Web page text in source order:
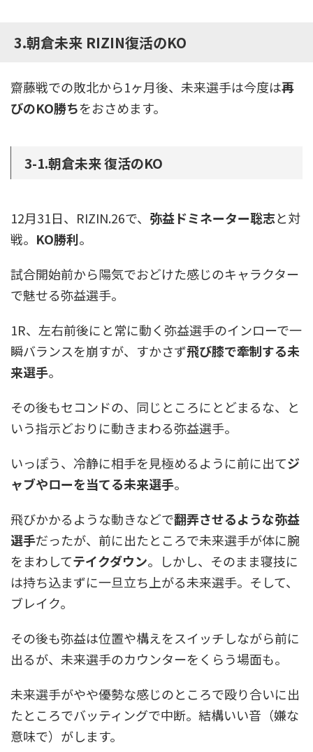
3.朝倉未来 RIZIN復活のKO
齋藤戦での敗北から1ヶ月後、未来選手は今度は再
びのKO勝ちをおさめます。
3-1.朝倉未来 復活のKO
12月31日、RIZIN.26で、 弥益ドミネーター聡志と対
戦。 KO勝利。
試合開始前から陽気でおどけた感じのキャラクター
で魅せる弥益選手。
1R、左右前後にと常に動く弥益選手のインローで一
瞬バランスを崩すが、すかさず飛び膝で牽制する未
来選手。
その後もセコンドの、同じところにとどまるな、と
いう指示どおりに動きまわる弥益選手。
いっぽう、冷静に相手を見極めるように前に出てジ
ャブやローを当てる未来選手。
飛びかかるような動きなどで翻弄させるような弥益
選手だったが、前に出たところで未来選手が体に腕
をまわしてテイクダウン。しかし、そのまま寝技に
は持ち込まずに一旦立ち上がる未来選手。そして、
ブレイク。
その後も弥益は位置や構えをスイッチしながら前に
出るが、未来選手のカウンターをくらう場面も。
未来選手がやや優勢な感じのところで殴り合いに出
たところでバッティングで中断。結構いい音（嫌な
意味で）がします。